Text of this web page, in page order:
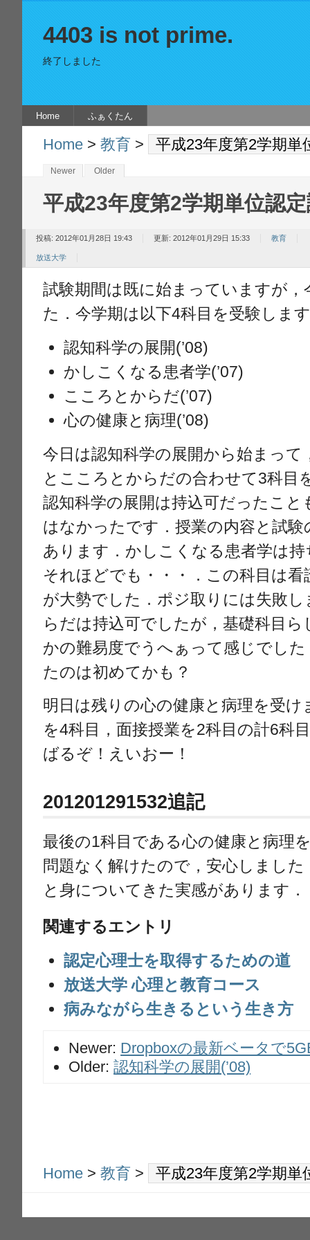
4403 is not prime.
終了しました
Home ふぁくたん
Home >教育 > 平成23年度第2学期単
Newer Older
平成23年度第2学期単位認
投稿: 2012年01月28日 19:43 更新: 2012年01月29日 15:33 教育
放送大学
試験期間は既に始まっていますが
た．今学期は以下4科目を受験しま
認知科学の展開(’08)
かしこくなる患者学(’07)
こころとからだ(’07)
心の健康と病理(’08)
今日は認知科学の展開から始まっ
とこころとからだの合わせて3科目
認知科学の展開は持込可だったこ
はなかったです．授業の内容と試
あります．かしこくなる患者学は
それほどでも・・・．この科目は
が大勢でした．ポジ取りには失敗
らだは持込可でしたが，基礎科目
かの難易度でうへぁって感じでし
たのは初めてかも？
明日は残りの心の健康と病理を受け
を4科目，面接授業を2科目の計6科
ばるぞ！えいおー！
201201291532追記
最後の1科目である心の健康と病理
問題なく解けたので，安心しまし
と身についてきた実感があります．
関連するエントリ
認定心理士を取得するための道
放送大学 心理と教育コース
病みながら生きるという生き方
Newer: Dropboxの最新ベータで
Older:認知科学の展開(’08)
Home >教育 > 平成23年度第2学期単